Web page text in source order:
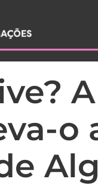
A
o